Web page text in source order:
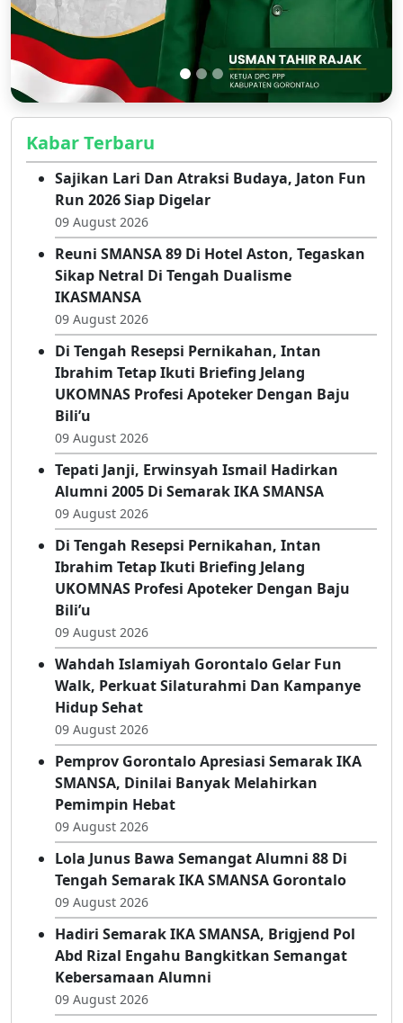
Kabar Terbaru
Sajikan Lari Dan Atraksi Budaya, Jaton Fun
Run 2026 Siap Digelar
09 August 2026
Reuni SMANSA 89 Di Hotel Aston, Tegaskan
Sikap Netral Di Tengah Dualisme
IKASMANSA
09 August 2026
Di Tengah Resepsi Pernikahan, Intan
Ibrahim Tetap Ikuti Briefing Jelang
UKOMNAS Profesi Apoteker Dengan Baju
Bili’u
09 August 2026
Tepati Janji, Erwinsyah Ismail Hadirkan
Alumni 2005 Di Semarak IKA SMANSA
09 August 2026
Di Tengah Resepsi Pernikahan, Intan
Ibrahim Tetap Ikuti Briefing Jelang
UKOMNAS Profesi Apoteker Dengan Baju
Bili’u
09 August 2026
Wahdah Islamiyah Gorontalo Gelar Fun
Walk, Perkuat Silaturahmi Dan Kampanye
Hidup Sehat
09 August 2026
Pemprov Gorontalo Apresiasi Semarak IKA
SMANSA, Dinilai Banyak Melahirkan
Pemimpin Hebat
09 August 2026
Lola Junus Bawa Semangat Alumni 88 Di
Tengah Semarak IKA SMANSA Gorontalo
09 August 2026
Hadiri Semarak IKA SMANSA, Brigjend Pol